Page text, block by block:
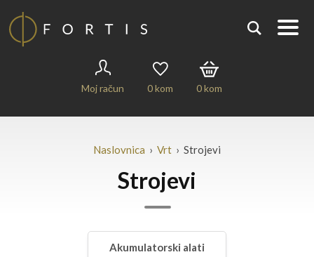
Moj račun 0kom 0kom
Naslovnica › Vrt › Strojevi
Strojevi
Akumulatorski alati